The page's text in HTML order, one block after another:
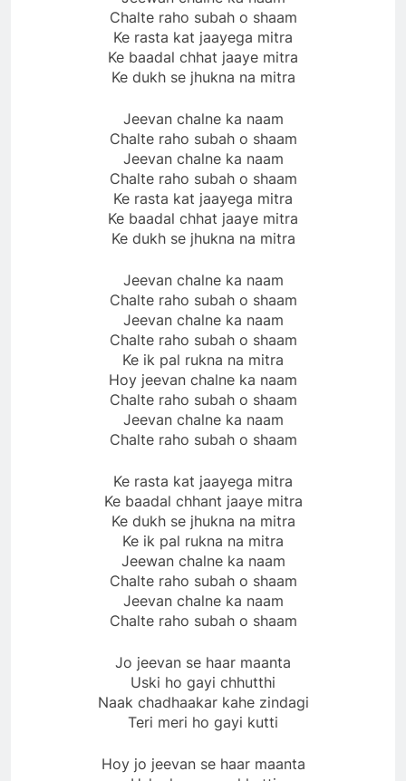
Chalte raho subah o shaam
Ke rasta kat jaayega mitra
Ke baadal chhat jaaye mitra
Ke dukh se jhukna na mitra
Jeevan chalne ka naam
Chalte raho subah o shaam
Jeevan chalne ka naam
Chalte raho subah o shaam
Ke rasta kat jaayega mitra
Ke baadal chhat jaaye mitra
Ke dukh se jhukna na mitra
Jeevan chalne ka naam
Chalte raho subah o shaam
Jeevan chalne ka naam
Chalte raho subah o shaam
Ke ik pal rukna na mitra
Hoy jeevan chalne ka naam
Chalte raho subah o shaam
Jeevan chalne ka naam
Chalte raho subah o shaam
Ke rasta kat jaayega mitra
Ke baadal chhant jaaye mitra
Ke dukh se jhukna na mitra
Ke ik pal rukna na mitra
Jeewan chalne ka naam
Chalte raho subah o shaam
Jeevan chalne ka naam
Chalte raho subah o shaam
Jo jeevan se haar maanta
Uski ho gayi chhutthi
Naak chadhaakar kahe zindagi
Teri meri ho gayi kutti
Hoy jo jeevan se haar maanta